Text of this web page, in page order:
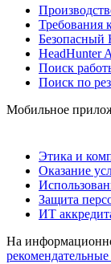
Требования
Безопасный
HeadHunter
Поиск
Поиск по
Мобильное
Этика и
Оказание
Защита
ИТ
На